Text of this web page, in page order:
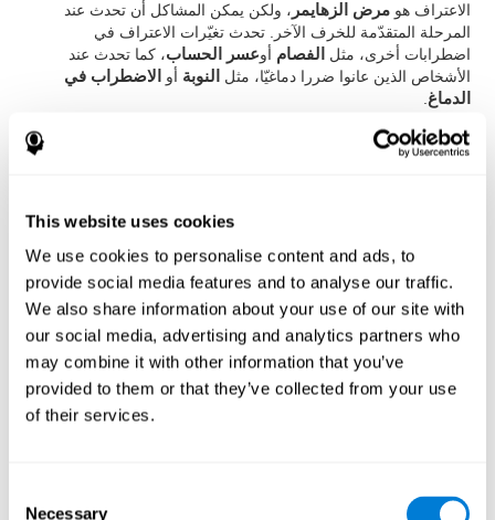
This website uses cookies
We use cookies to personalise content and ads, to
provide social media features and to analyse our traffic.
We also share information about your use of our site with
our social media, advertising and analytics partners who
may combine it with other information that you’ve
provided to them or that they’ve collected from your use
of their services.
Necessary
الاعتراف هومرض الزهايمر ، ولكن يمكن المشاكل أن تحدث عند
المرحلة المتقدّمة للخرف الآخر. تحدث تغيّرات الاعتراف في
اضطرابات أخرى، مثل
الفصام أوعسر الحساب، كما تحدث عند
الأشخاص الذين عانوا ضررا دماغيّا، مثل
النوبة أو
الاضطراب في
الدماغ
كيف نقايس ونقيّم الاعتراف؟
قدرتنا على الاعتراف على حياتنا اليوميّة، مثلالمجال الأكاديميّ(علينا
أن نعرف الطالب الذي لديه مشاكل لاعتراف الموضوع)،المجال
الطبيّ(علينا أن نعرف المرض الذي لديه مشاكل لاعتراف دوائه أو
الأمكنة أوالأقرباء), أو
قادرا على اعتراف المادّة العمليّة أو الزبائن).
تقييم عصبي-نفسي كامل
يمكننا قياس المهارات
المعرفية المختلفة، مثل الاعتراف
كوجنيفيت
لتقييم الاعتراف يعتمد على الاختبارات الكلاسيكية Continuous
Performance Test (CPT), el Test of Memory Malingering